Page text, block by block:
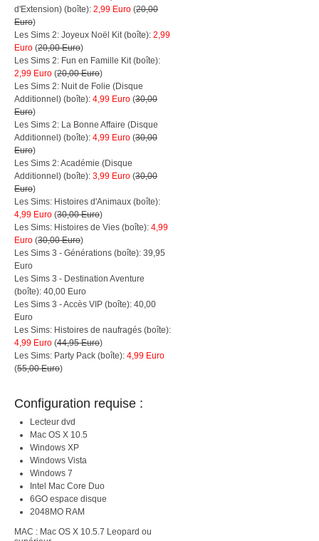
d'Extension) (boîte): 2,99 Euro (20,00
Euro)
Les Sims 2: Joyeux Noël Kit (boîte): 2,99
Euro (20,00 Euro)
Les Sims 2: Fun en Famille Kit (boîte):
2,99 Euro (20,00 Euro)
Les Sims 2: Nuit de Folie (Disque
Additionnel) (boîte): 4,99 Euro (30,00
Euro)
Les Sims 2: La Bonne Affaire (Disque
Additionnel) (boîte): 4,99 Euro (30,00
Euro)
Les Sims 2: Académie (Disque
Additionnel) (boîte): 3,99 Euro (30,00
Euro)
Les Sims: Histoires d'Animaux (boîte):
4,99 Euro (30,00 Euro)
Les Sims: Histoires de Vies (boîte): 4,99
Euro (30,00 Euro)
Les Sims 3 - Générations (boîte): 39,95
Euro
Les Sims 3 - Destination Aventure
(boîte): 40,00 Euro
Les Sims 3 - Accès VIP (boîte): 40,00
Euro
Les Sims: Histoires de naufragés (boîte):
4,99 Euro (44,95 Euro)
Les Sims: Party Pack (boîte): 4,99 Euro
(55,00 Euro)
Configuration requise :
Lecteur dvd
Mac OS X 10.5
Windows XP
Windows Vista
Windows 7
Intel Mac Core Duo
6GO espace disque
2048MO RAM
MAC : Mac OS X 10.5.7 Leopard ou